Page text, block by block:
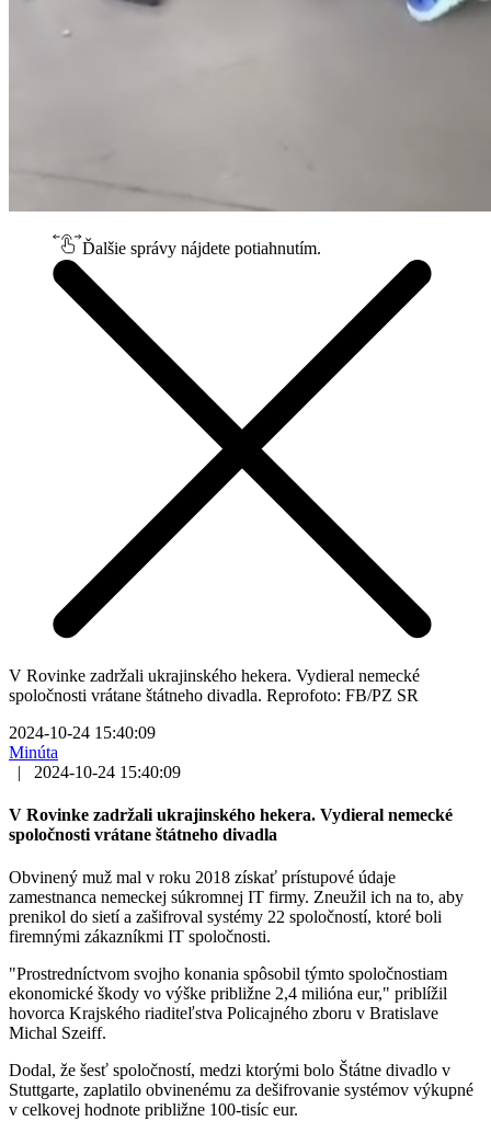
Ďalšie správy nájdete potiahnutím.
V Rovinke zadržali ukrajinského hekera. Vydieral nemecké
spoločnosti vrátane štátneho divadla. Reprofoto: FB/PZ SR
2024-10-24 15:40:09
Minúta
|
2024-10-24 15:40:09
V Rovinke zadržali ukrajinského hekera. Vydieral nemecké
spoločnosti vrátane štátneho divadla
Obvinený muž mal v roku 2018 získať prístupové údaje
zamestnanca nemeckej súkromnej IT firmy. Zneužil ich na to, aby
prenikol do sietí a zašifroval systémy 22 spoločností, ktoré boli
firemnými zákazníkmi IT spoločnosti.
"Prostredníctvom svojho konania spôsobil týmto spoločnostiam
ekonomické škody vo výške približne 2,4 milióna eur," priblížil
hovorca Krajského riaditeľstva Policajného zboru v Bratislave
Michal Szeiff.
Dodal, že šesť spoločností, medzi ktorými bolo Štátne divadlo v
Stuttgarte, zaplatilo obvinenému za dešifrovanie systémov výkupné
v celkovej hodnote približne 100-tisíc eur.